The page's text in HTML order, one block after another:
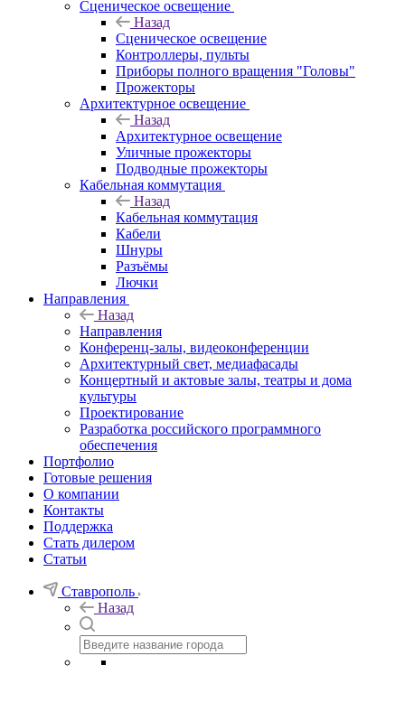
Сценическое освещение
Назад
Сценическое освещение
Контроллеры, пульты
Приборы полного вращения "Головы"
Прожекторы
Архитектурное освещение
Назад
Архитектурное освещение
Уличные прожекторы
Подводные прожекторы
Кабельная коммутация
Назад
Кабельная коммутация
Кабели
Шнуры
Разъёмы
Лючки
Направления
Назад
Направления
Конференц-залы, видеоконференции
Архитектурный свет, медиафасады
Концертный и актовые залы, театры и дома
культуры
Проектирование
Разработка российского программного
обеспечения
Портфолио
Готовые решения
О компании
Контакты
Поддержка
Стать дилером
Статьи
Ставрополь
Назад